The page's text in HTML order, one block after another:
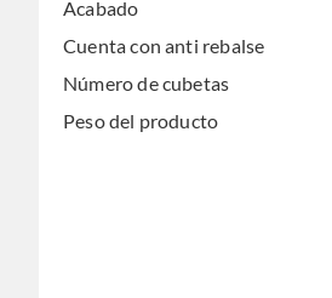
Acabado
Cuenta con anti rebalse
Número de cubetas
Peso del producto